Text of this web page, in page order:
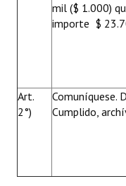
mil ($ 1.000)
importe $
Art.
2°)
Comuníquese.
Cumplido,